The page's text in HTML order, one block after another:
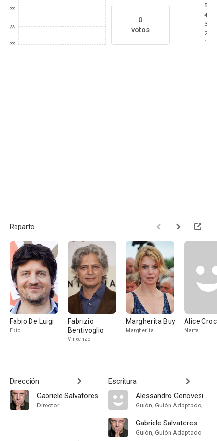
???
???
???
0
votos
5
4
3
2
1
Reparto
Fabio De Luigi
Ezio
Fabrizio
Bentivoglio
Vincenzo
Margherita Buy
Margherita
Alice
Marta
Dirección
Gabriele Salvatores
Director
Escritura
Alessandro Genovesi
Guión, Guión Adaptado, Theatre Play
Gabriele Salvatores
Guión, Guión Adaptado